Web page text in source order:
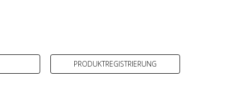
PRODUKTREGISTRIERUNG